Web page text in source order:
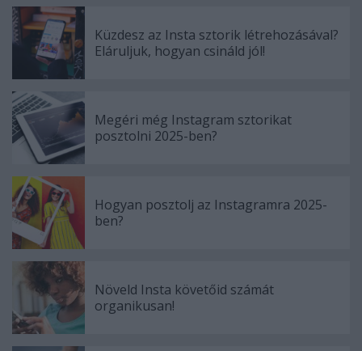
Küzdesz az Insta sztorik létrehozásával?
Eláruljuk, hogyan csináld jól!
Megéri még Instagram sztorikat
posztolni 2025-ben?
Hogyan posztolj az Instagramra 2025-
ben?
Növeld Insta követőid számát
organikusan!